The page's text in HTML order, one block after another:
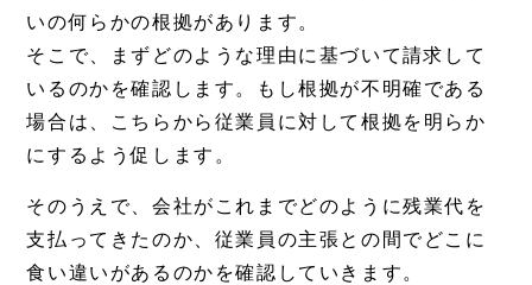
いの何らかの根拠があります。
そこで、まずどのような理由に基づいて請求して
いるのかを確認します。もし根拠が不明確である
場合は、こちらから従業員に対して根拠を明らか
にするよう促します。
そのうえで、会社がこれまでどのように残業代を
支払ってきたのか、従業員の主張との間でどこに
食い違いがあるのかを確認していきます。